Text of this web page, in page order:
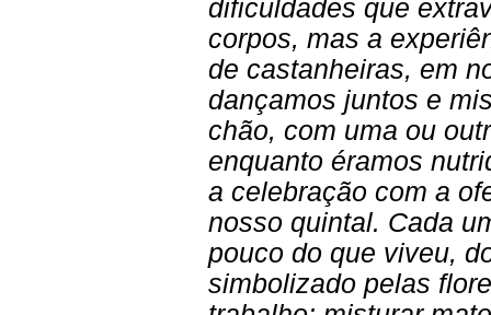
dificuldades que
corpos, mas a
de castanheiras, em
dançamos juntos e
chão, com uma ou
enquanto éramos
a celebração com a
nosso quintal. Cada
pouco do que viveu,
simbolizado pelas